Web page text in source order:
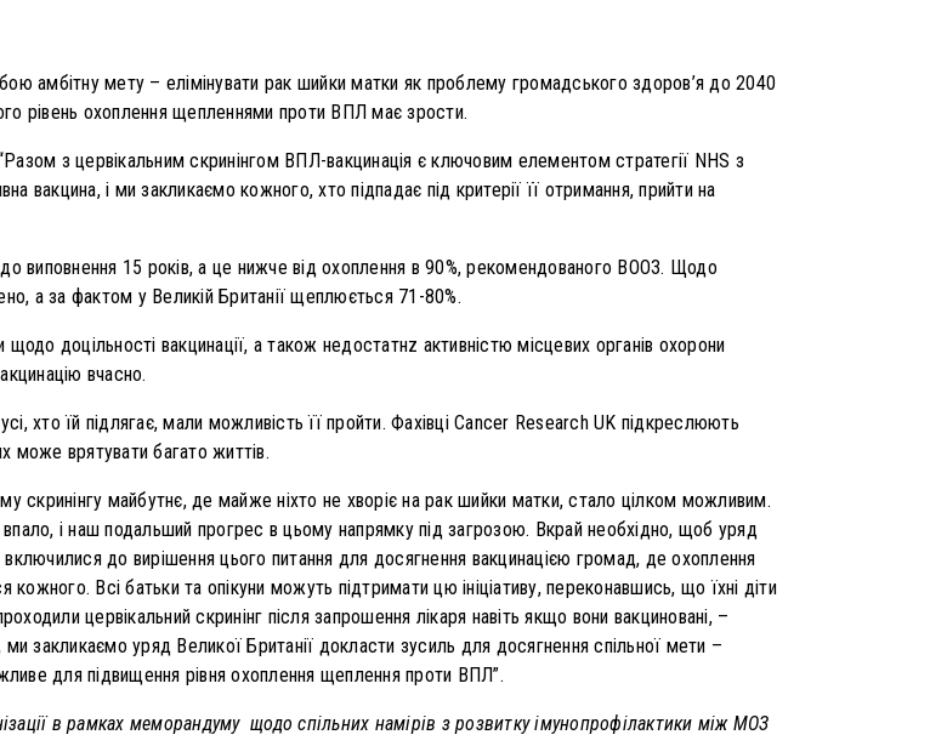
амбітну мету – елімінувати рак шийки матки як проблему громадського здоров’я до 2040
рівень охоплення щепленнями проти ВПЛ має зрости.
з цервікальним скринінгом ВПЛ-вакцинація є ключовим елементом стратегії NHS з
і ми закликаємо кожного, хто підпадає під критерії її отримання, прийти на
до виповнення 15 років, а це нижче від охоплення в 90%, рекомендованого ВООЗ. Щодо
а за фактом у Великій Британії щеплюється 71-80%.
доцільності вакцинації, а також недостатнz активністю місцевих органів охорони
вчасно.
хто їй підлягає, мали можливість її пройти. Фахівці Cancer Research UK підкреслюють
може врятувати багато життів.
скринінгу майбутнє, де майже ніхто не хворіє на рак шийки матки, стало цілком можливим.
і наш подальший прогрес в цьому напрямку під загрозою. Вкрай необхідно, щоб уряд
до вирішення цього питання для досягнення вакцинацією громад, де охоплення
Всі батьки та опікуни можуть підтримати цю ініціативу, переконавшись, що їхні діти
цервікальний скринінг після запрошення лікаря навіть якщо вони вакциновані, –
закликаємо уряд Великої Британії докласти зусиль для досягнення спільної мети –
для підвищення рівня охоплення щеплення проти ВПЛ”.
в рамках меморандуму щодо спільних намірів з розвитку імунопрофілактики між МОЗ